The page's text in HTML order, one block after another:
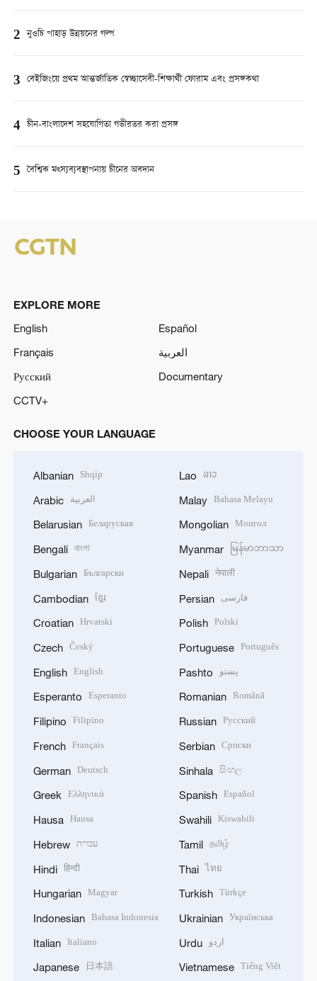
2 নুওচি পাহাড় উন্নয়নের গল্প
3 বেইজিংয়ে প্রথম আন্তর্জাতিক স্বেচ্ছাসেবী-শিক্ষার্থী ফোরাম এবং প্রসঙ্গকথা
4 চীন-বাংলাদেশ সহযোগিতা গভীরতর করা প্রসঙ্গ
5 বৈশ্বিক মত্স্যব্যবস্থাপনায় চীনের অবদান
EXPLORE MORE
English
Español
Français
العربية
Русский
Documentary
CCTV+
CHOOSE YOUR LANGUAGE
Albanian Shqip
Arabic العربية
Belarusian Беларуская
Bengali বাংলা
Bulgarian Български
Cambodian ខ្មែរ
Croatian Hrvatski
Czech Český
English English
Esperanto Esperanto
Filipino Filipino
French Français
German Deutsch
Greek Ελληνικά
Hausa Hausa
Hebrew עברית
Hindi हिन्दी
Hungarian Magyar
Indonesian Bahasa Indonesia
Italian Italiano
Japanese 日本語
Lao ລາວ
Malay Bahasa Melayu
Mongolian Монгол
Myanmar မြန်မာဘာသာ
Nepali नेपाली
Persian فارسی
Polish Polski
Portuguese Português
Pashto پښتو
Romanian Română
Russian Русский
Serbian Српски
Sinhala සිංහල
Spanish Español
Swahili Kiswahili
Tamil தமிழ்
Thai ไทย
Turkish Türkçe
Ukrainian Українська
Urdu اردو
Vietnamese Tiếng Việt